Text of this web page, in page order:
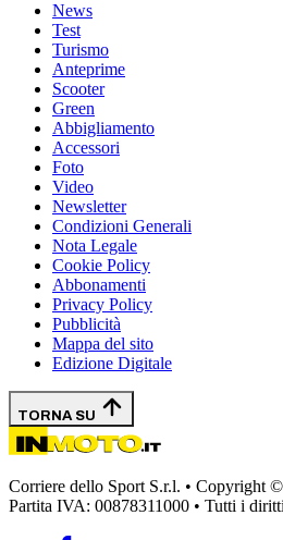
News
Test
Turismo
Anteprime
Scooter
Green
Abbigliamento
Accessori
Foto
Video
Newsletter
Condizioni Generali
Nota Legale
Cookie Policy
Abbonamenti
Privacy Policy
Pubblicità
Mappa del sito
Edizione Digitale
TORNA SU
Corriere dello Sport S.r.l. • Copyright
Partita IVA: 00878311000 • Tutti i